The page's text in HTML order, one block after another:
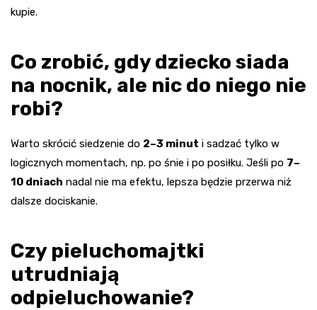
kupie.
Co zrobić, gdy dziecko siada
na nocnik, ale nic do niego nie
robi?
Warto skrócić siedzenie do 2–3 minut i sadzać tylko w
logicznych momentach, np. po śnie i po posiłku. Jeśli po 7–
10 dniach nadal nie ma efektu, lepsza będzie przerwa niż
dalsze dociskanie.
Czy pieluchomajtki
utrudniają
odpieluchowanie?